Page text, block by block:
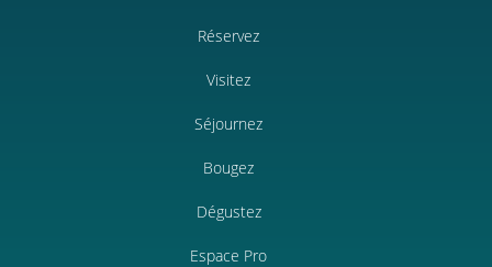
Réservez
Visitez
Séjournez
Bougez
Dégustez
Espace Pro